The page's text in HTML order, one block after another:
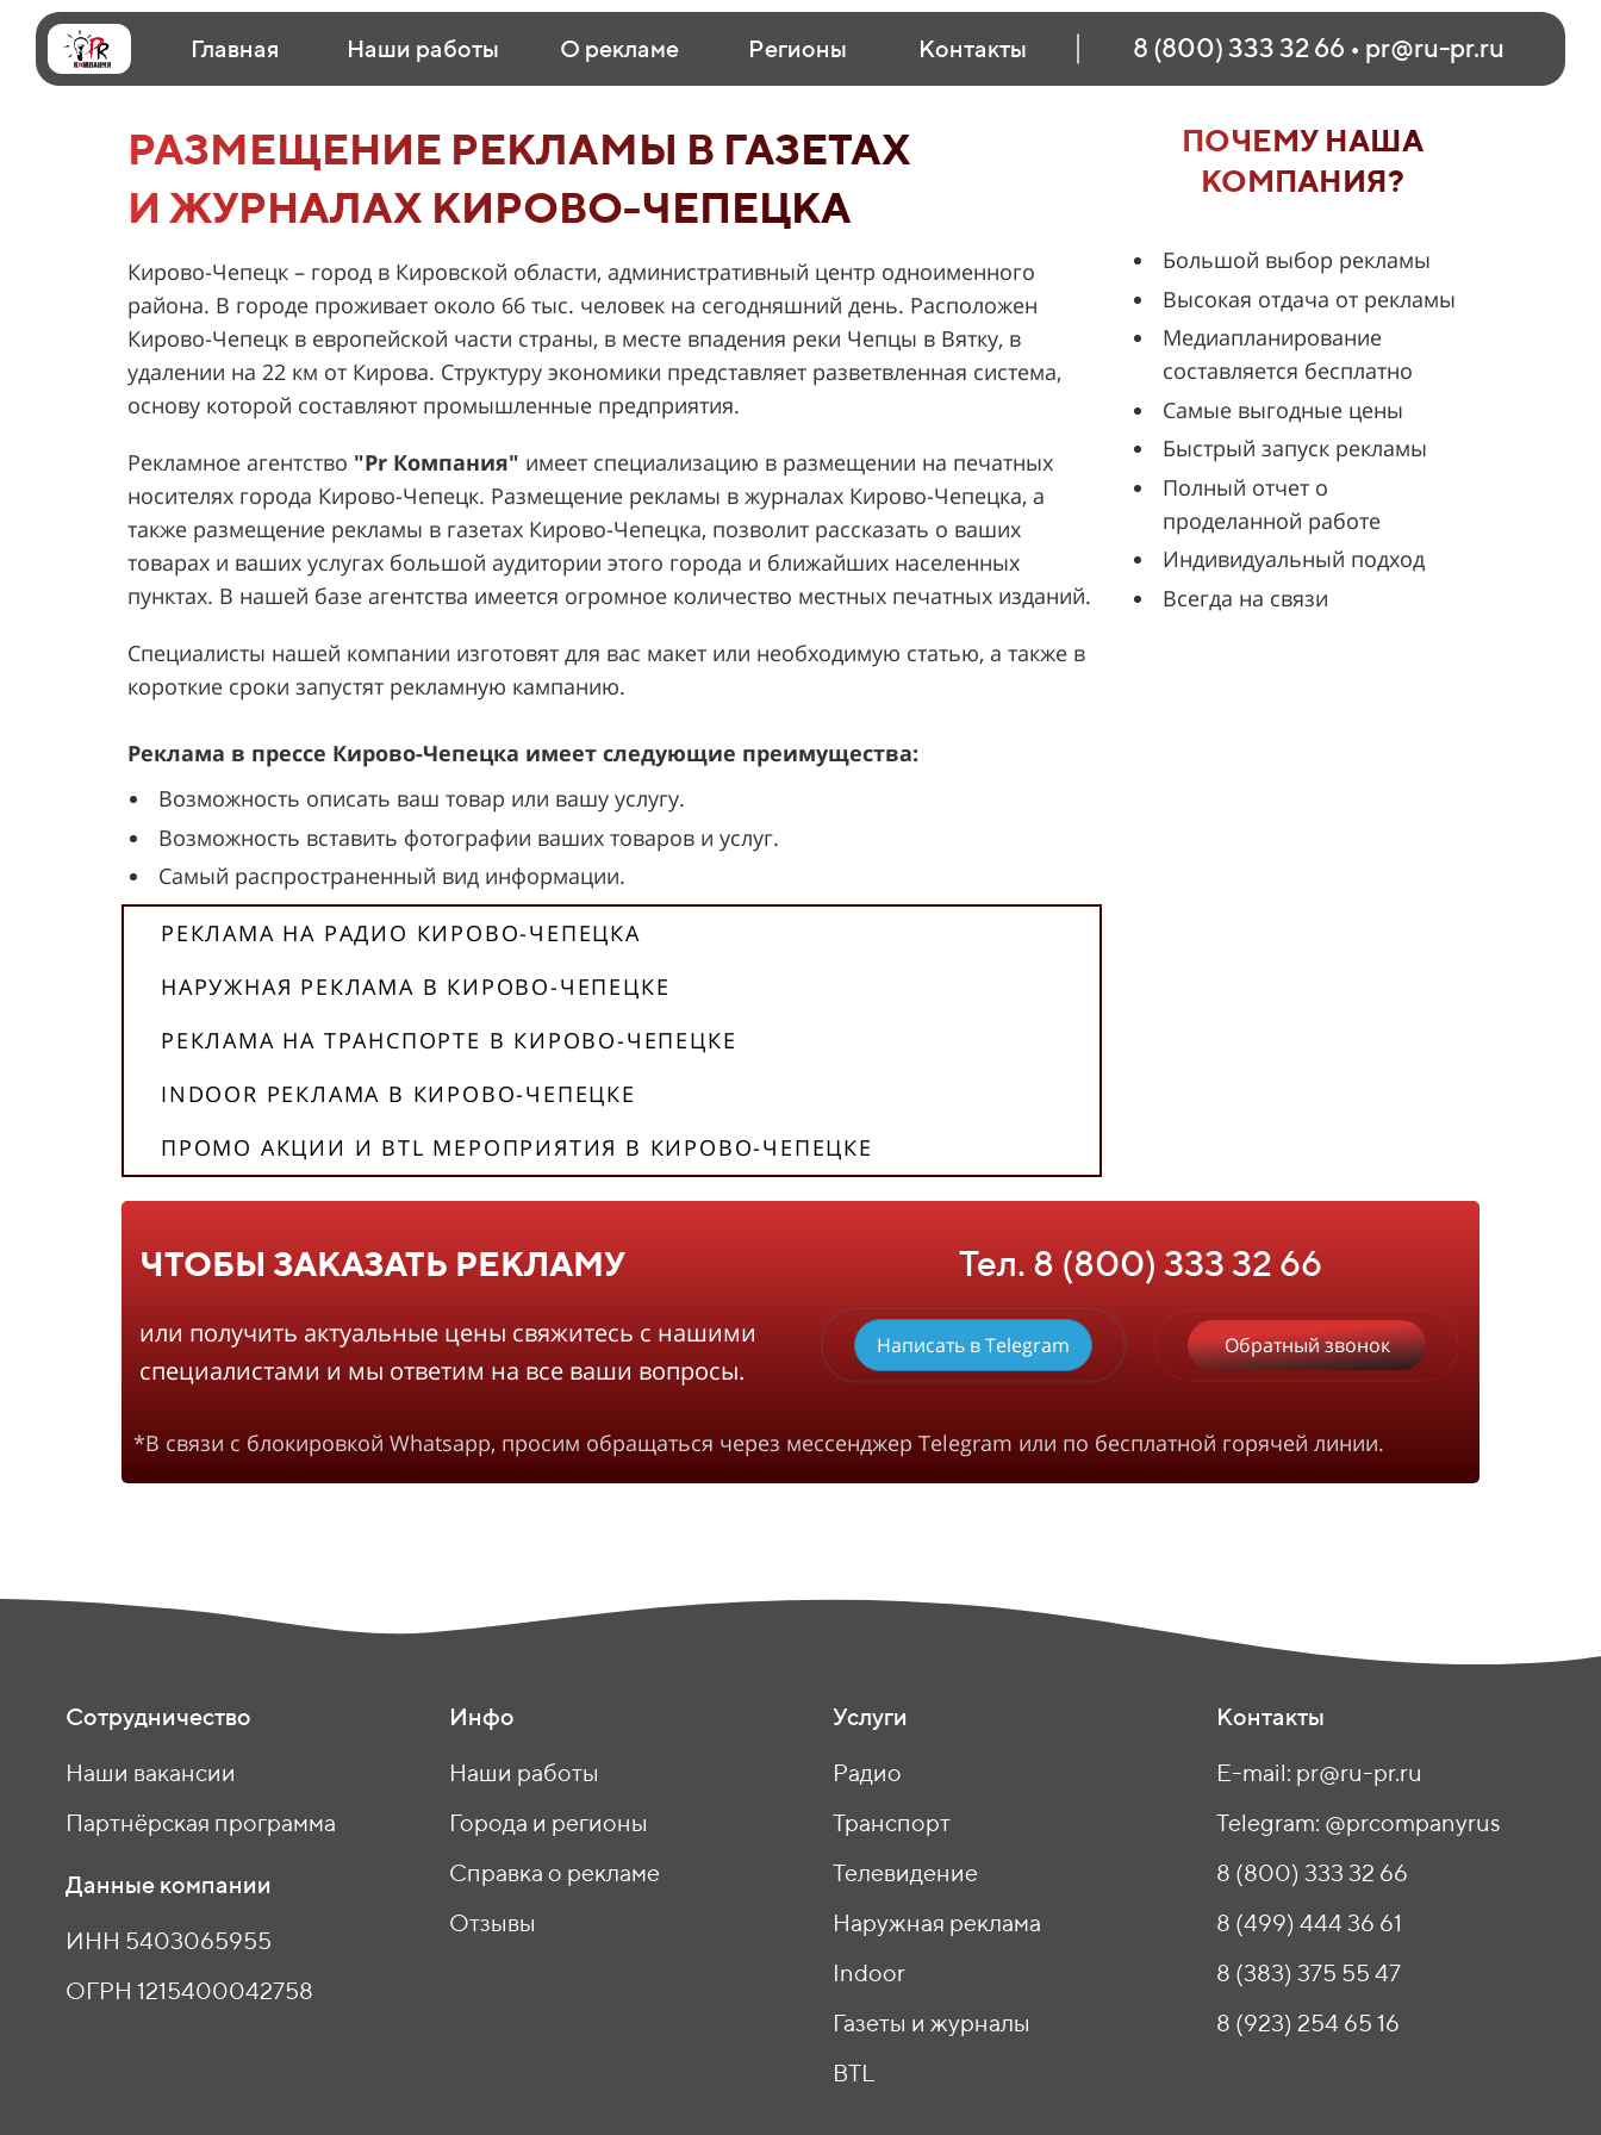
Главная Наши работы О рекламе Регионы Контакты 8 (800) 333 32 66 • pr@ru-pr.ru
РАЗМЕЩЕНИЕ РЕКЛАМЫ В ГАЗЕТАХ
И ЖУРНАЛАХ КИРОВО-ЧЕПЕЦКА
Кирово-Чепецк – город в Кировской области, административный центр одноименного
района. В городе проживает около 66 тыс. человек на сегодняшний день. Расположен
Кирово-Чепецк в европейской части страны, в месте впадения реки Чепцы в Вятку, в
удалении на 22 км от Кирова. Структуру экономики представляет разветвленная система,
основу которой составляют промышленные предприятия.
Рекламное агентство "Pr Компания" имеет специализацию в размещении на печатных
носителях города Кирово-Чепецк. Размещение рекламы в журналах Кирово-Чепецка, а
также размещение рекламы в газетах Кирово-Чепецка, позволит рассказать о ваших
товарах и ваших услугах большой аудитории этого города и ближайших населенных
пунктах. В нашей базе агентства имеется огромное количество местных печатных изданий.
Специалисты нашей компании изготовят для вас макет или необходимую статью, а также в
короткие сроки запустят рекламную кампанию.
Реклама в прессе Кирово-Чепецка имеет следующие преимущества:
Возможность описать ваш товар или вашу услугу.
Возможность вставить фотографии ваших товаров и услуг.
Самый распространенный вид информации.
РЕКЛАМА НА РАДИО КИРОВО-ЧЕПЕЦКА
НАРУЖНАЯ РЕКЛАМА В КИРОВО-ЧЕПЕЦКЕ
РЕКЛАМА НА ТРАНСПОРТЕ В КИРОВО-ЧЕПЕЦКЕ
INDOOR РЕКЛАМА В КИРОВО-ЧЕПЕЦКЕ
ПРОМО АКЦИИ И BTL МЕРОПРИЯТИЯ В КИРОВО-ЧЕПЕЦКЕ
ПОЧЕМУ НАША
КОМПАНИЯ?
Большой выбор рекламы
Высокая отдача от рекламы
Медиапланирование
составляется бесплатно
Самые выгодные цены
Быстрый запуск рекламы
Полный отчет о
проделанной работе
Индивидуальный подход
Всегда на связи
ЧТОБЫ ЗАКАЗАТЬ РЕКЛАМУ
или получить актуальные цены свяжитесь с нашими
специалистами и мы ответим на все ваши вопросы.
Тел. 8 (800) 333 32 66
Написать в Telegram Обратный звонок
*В связи с блокировкой Whatsapp, просим обращаться через мессенджер Telegram или по бесплатной горячей линии.
Сотрудничество
Наши вакансии
Партнёрская программа
Данные компании
ИНН 5403065955
ОГРН 1215400042758
Инфо
Наши работы
Города и регионы
Справка о рекламе
Отзывы
Услуги
Радио
Транспорт
Телевидение
Наружная реклама
Indoor
Газеты и журналы
BTL
Контакты
E-mail: pr@ru-pr.ru
Telegram: @prcompanyrus
8 (800) 333 32 66
8 (499) 444 36 61
8 (383) 375 55 47
8 (923) 254 65 16